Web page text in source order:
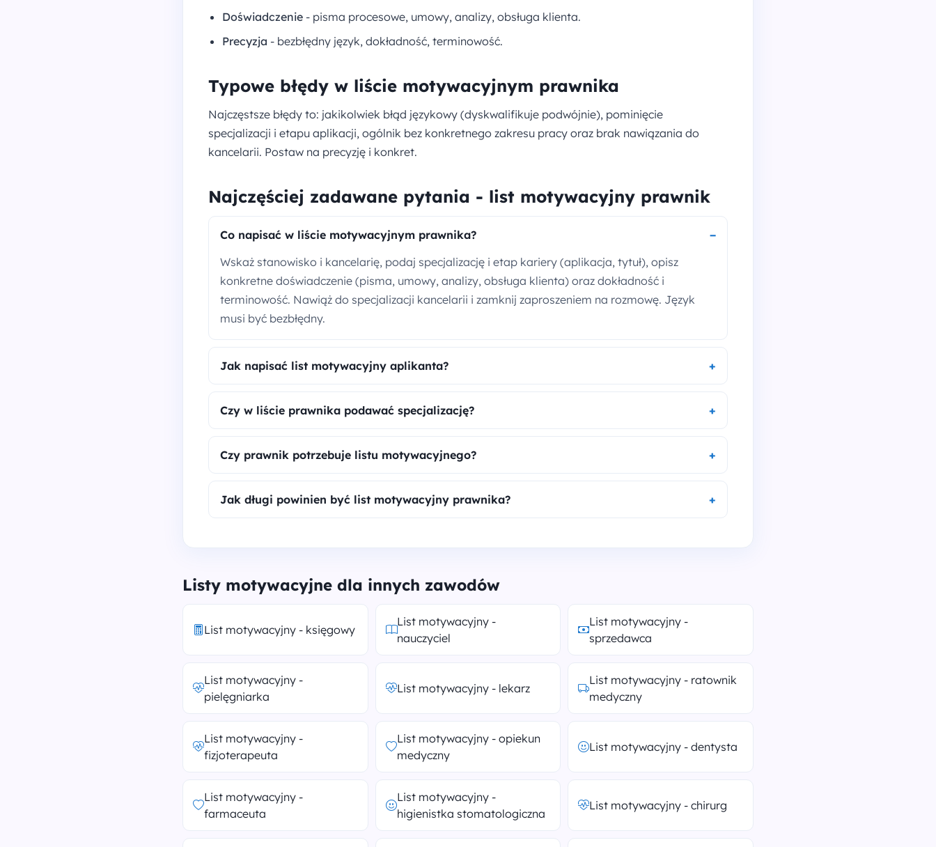
Doświadczenie - pisma procesowe, umowy, analizy, obsługa klienta.
Precyzja - bezbłędny język, dokładność, terminowość.
Typowe błędy w liście motywacyjnym prawnika
Najczęstsze błędy to: jakikolwiek błąd językowy (dyskwalifikuje podwójnie), pominięcie
specjalizacji i etapu aplikacji, ogólnik bez konkretnego zakresu pracy oraz brak nawiązania do
kancelarii. Postaw na precyzję i konkret.
Najczęściej zadawane pytania - list motywacyjny prawnik
Co napisać w liście motywacyjnym prawnika?
Wskaż stanowisko i kancelarię, podaj specjalizację i etap kariery (aplikacja, tytuł), opisz
konkretne doświadczenie (pisma, umowy, analizy, obsługa klienta) oraz dokładność i
terminowość. Nawiąż do specjalizacji kancelarii i zamknij zaproszeniem na rozmowę. Język
musi być bezbłędny.
Jak napisać list motywacyjny aplikanta?
Czy w liście prawnika podawać specjalizację?
Czy prawnik potrzebuje listu motywacyjnego?
Jak długi powinien być list motywacyjny prawnika?
Listy motywacyjne dla innych zawodów
List motywacyjny - księgowy
List motywacyjny -
nauczyciel
List motywacyjny -
sprzedawca
List motywacyjny -
pielęgniarka
List motywacyjny - lekarz
List motywacyjny - ratownik
medyczny
List motywacyjny -
fizjoterapeuta
List motywacyjny - opiekun
medyczny
List motywacyjny - dentysta
List motywacyjny -
farmaceuta
List motywacyjny -
higienistka stomatologiczna
List motywacyjny - chirurg